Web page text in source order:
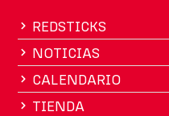
REDSTICKS
NOTICIAS
CALENDARIO
TIENDA